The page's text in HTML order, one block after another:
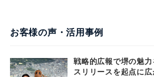
お客様の声・活用事例
戦略的広報で堺の魅
スリリースを起点に